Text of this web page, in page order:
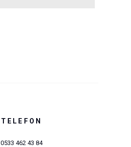
TELEFON
0533 462 43 84